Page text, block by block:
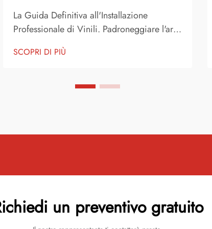
La Guida Definitiva all'Installazione
Professionale di Vinili. Padroneggiare l'arte
sempre più popolare tra gli appassionati
l'avanzamento della tecnologia dei film per
SCOPRI DI PIÙ
un preventivo gratuito